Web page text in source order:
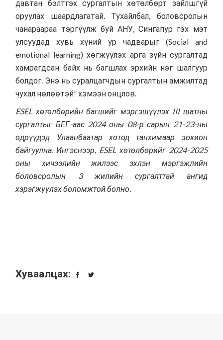
давтан бэлтгэх сургалтын хөтөлбөрт зайлшгүй
оруулах шаардлагатай. Тухайлбал, боловсролын
чанараараа тэргүүлж буй АНУ, Сингапур гэх мэт
улсуудад хувь хүний ур чадварыг (Social and
emotional learning) хөгжүүлэх арга зүйн сургалтад
хамрагдсан байх нь багшлах эрхийн нэг шалгуур
болдог. Энэ нь суралцагчдын сургалтын амжилтад
чухал нөлөөтэй” хэмээн онцлов.
ESEL хөтөлбөрийн багшийг мэргэшүүлэх III шатны
сургалтыг БЕГ-аас 2024 оны 08-р сарын 21-23-ны
өдрүүдэд Улаанбаатар хотод танхимаар зохион
байгуулна. Ингэснээр, ESEL хөтөлбөрийг 2024-2025
оны хичээлийн жилээс эхлэн мэргэжлийн
боловсролын 3 жилийн сургалттай ангид
хэрэгжүүлэх боломжтой болно.
Хуваалцах: